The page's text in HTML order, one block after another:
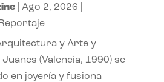
| Ago 2, 2026
Reportaje
y Arte y
(Valencia, 1990) se
en joyería y fusiona